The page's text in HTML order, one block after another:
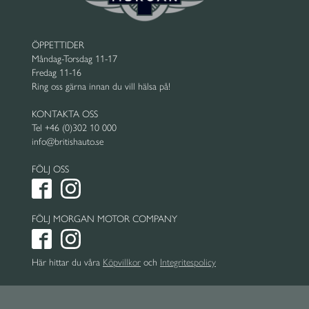
ÖPPETTIDER
Måndag-Torsdag 11-17
Fredag 11-16
Ring oss gärna innan du vill hälsa på!
KONTAKTA OSS
Tel +46 (0)302 10 000
info@britishauto.se
FÖLJ OSS
FÖLJ MORGAN MOTOR COMPANY
Här hittar du våra Köpvillkor och Integritespolicy